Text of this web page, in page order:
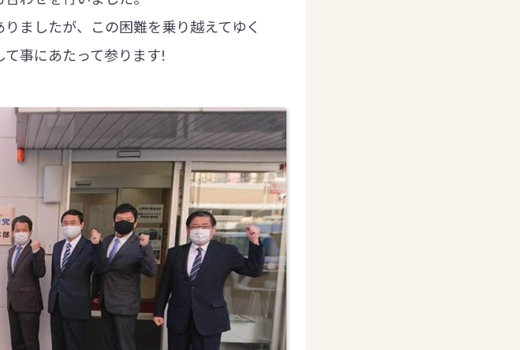
ましたが、この困難を乗り越えてゆく
事にあたって参ります!